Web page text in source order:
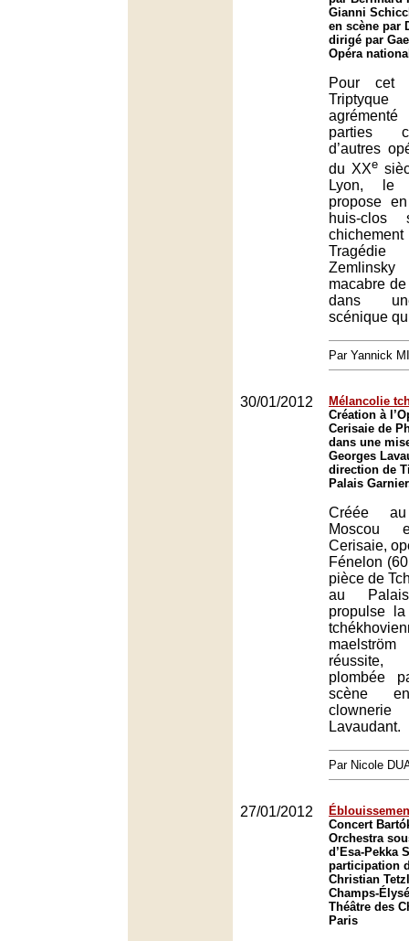
Gianni
en scène par
dirigé par
Opéra
Pour cet
parties
d’autres
du XXe
Lyon, le
propose
huis-clos
Tragédie
macabre
dans
scénique
Par Yannick
30/01/2012
Mélancolie
Création à
Cerisaie de
dans une
Georges
direction de
Palais
Créée
Moscou
Cerisaie,
Fénelon
pièce de
au
propulse
réussite,
plombée
scène
Lavaudant.
Par Nicole
27/01/2012
Concert
Orchestra
d’Esa-Pekka
participation
Christian
Champs-
Théâtre des
Paris